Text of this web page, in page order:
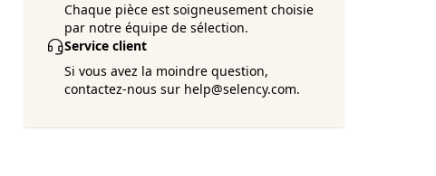
Chaque pièce est soigneusement choisie
par notre équipe de sélection.
Service client
Si vous avez la moindre question,
contactez-nous sur help@selency.com.